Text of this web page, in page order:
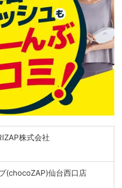
株式会社
(chocoZAP)仙台西口店